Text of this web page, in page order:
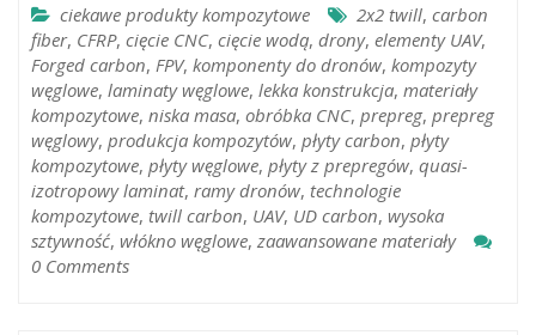
ciekawe produkty kompozytowe 2x2 twill, carbon
fiber, CFRP, cięcie CNC, cięcie wodą, drony, elementy UAV,
Forged carbon, FPV, komponenty do dronów, kompozyty
węglowe, laminaty węglowe, lekka konstrukcja, materiały
kompozytowe, niska masa, obróbka CNC, prepreg, prepreg
węglowy, produkcja kompozytów, płyty carbon, płyty
kompozytowe, płyty węglowe, płyty z prepregów, quasi-
izotropowy laminat, ramy dronów, technologie
kompozytowe, twill carbon, UAV, UD carbon, wysoka
sztywność, włókno węglowe, zaawansowane materiały
0 Comments